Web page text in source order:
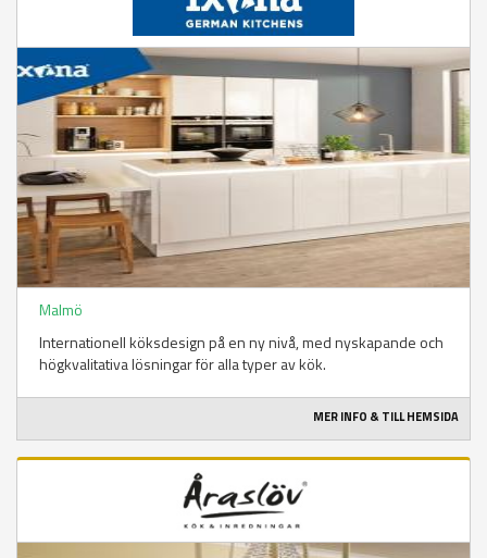
Malmö
Internationell köksdesign på en ny nivå, med nyskapande och
högkvalitativa lösningar för alla typer av kök.
MER INFO & TILL HEMSIDA